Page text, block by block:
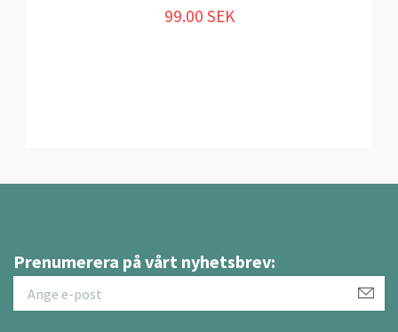
99.00 SEK
Prenumerera på vårt nyhetsbrev: